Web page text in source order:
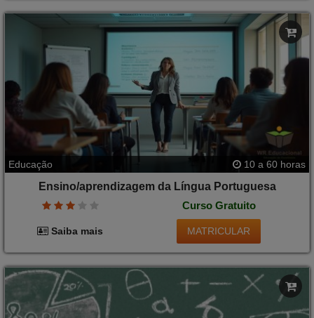
Educação 10 a 60 horas
Ensino/aprendizagem da Língua Portuguesa
Curso Gratuito
Saiba mais MATRICULAR